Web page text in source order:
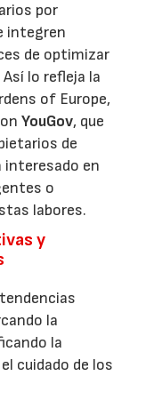
por
integren
de optimizar
lo refleja la
of Europe,
YouGov, que
de
interesado en
o
labores.
y
la
la
cuidado de los